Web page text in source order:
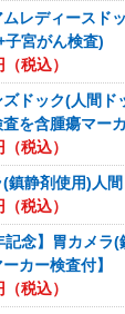
レディースド
子宮がん検査)
（税込）
ズドック(人間ド
査を含腫瘍マー
（税込）
(鎮静剤使用)人
（税込）
記念】胃カメラ
カー検査付】
（税込）